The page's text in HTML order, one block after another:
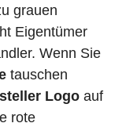
grauen
Eigentümer
Wenn Sie
tauschen
Logo auf
rote